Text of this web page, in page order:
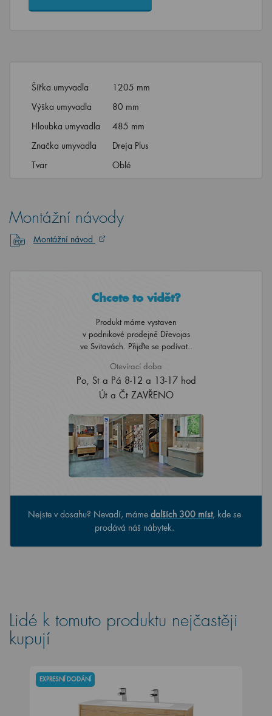
Šířka umyvadla
1205 mm
Výška umyvadla
80 mm
Hloubka umyvadla
485 mm
Značka umyvadla
Dreja Plus
Tvar
Oblé
Montážní návody
Montážní návod
Chcete to vidět?
Produkt máme vystaven
v podnikové prodejně Dřevojas
ve Svitavách. Přijďte se podívat..
Otevírací doba
Po, St a Pá 8-12 a 13-17 hod
Út a Čt ZAVŘENO
Nejste v dosahu? Nevadí, máme dalších 300 míst, kde se
prodává náš nábytek.
Lidé k tomuto produktu nejčastěji
kupují
EXPRESNÍ DODÁNÍ